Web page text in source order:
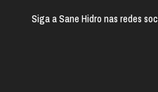
Siga a Sane Hidro nas redes